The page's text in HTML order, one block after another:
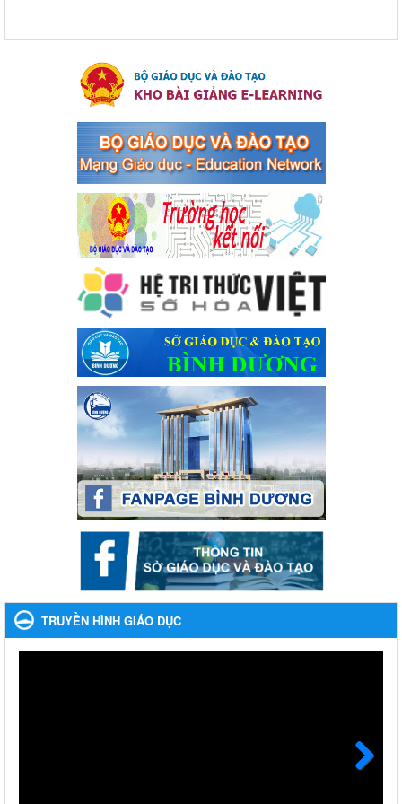
của Thủ tướng Chính phủ về tăng cường phòng ngừa, đấu
tranh tội phạm, vi phạm pháp luật liên quan đến hoạt động
tổ chức đánh bạc và đánh bạc
Kế hoạch thực hiện Chỉ thị số 16/CT-TTg ngày 27/05/2023 của
phạm, vi phạm pháp luật liên quan đến hoạt động tổ chức đánh
bạc và đánh bạc
Ngày ban hành: 04/03/2024
Kế hoạch Tổ chức Hội trại truyền thống học sinh thị xã Bến
Cát Lần thứ VIII, năm học 2023-2024
Kế hoạch Tổ chức Hội trại truyền thống học sinh thị xã Bến Cát
Lần thứ VIII, năm học 2023-2024
Ngày ban hành: 28/12/2023
Phối hợp rà soát nhu cầu tiêm vắc xin phòng Covid 19
Phối hợp rà soát nhu cầu tiêm vắc xin phòng Covid 19
Ngày ban hành: 22/11/2023
Phát động, triển khai Cuộc thi " An toàn giao thông cho nụ
cười ngày mai" dành cho học sinh và giáo viên trung học
năm học 2023-2024
Phát động, triển khai Cuộc thi " An toàn giao thông cho nụ cười
ngày mai" dành cho học sinh và giáo viên trung học năm học
Ngày ban hành: 22/11/2023
Nhắc nhỡ thực hiện thanh toán không dùng tiền mặt các
khoản thu trong nhà trường năm học 2023-2024 và các năm
Nhắc nhỡ thực hiện thanh toán không dùng tiền mặt các khoản
thu trong nhà trường năm học 2023-2024 và các năm tiếp theo
Ngày ban hành: 27/09/2023
bổng, hỗ trợ của Chương trình "Tiếp sức đến trường" năm
TRUYỀN HÌNH GIÁO DỤC